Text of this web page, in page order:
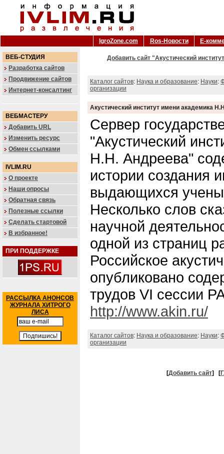
IgroZone.com Ros-Новости Е-
ВЕБ-СТУДИЯ
Разработка сайтов
Продвижение сайтов
Интернет-консалтинг
ВЕБМАСТЕРУ
Добавить URL
Изменить ресурс
Обмен ссылками
IVLIM.RU
О проекте
Наши опросы
Обратная связь
Полезные ссылки
Сделать стартовой
В избранное!
ПРИ ПОДДЕРЖКЕ
РАССЫЛКА АНОНСОВ
ЖУРНАЛА ХИТРОГО
ЛИСА
Добавить сайт "Акустический
Каталог сайтов: Наука и образование: Науки:
организации
Акустический институт имени академика
Сервер
"Акустический
Н.Н. Андреева"
истории создания
выдающихся
Несколько слов
научной
одной из страниц
Российское
опубликовано
трудов VI сессии
http://www.akin.ru/
Каталог сайтов: Наука и образование: Науки:
организации
[Добавить сайт] [